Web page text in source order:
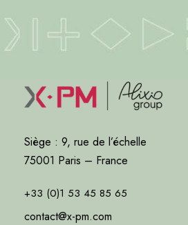
Siège : 9, rue de l’échelle
75001 Paris – France
+33 (0)1 53 45 85 65
contact@x-pm.com